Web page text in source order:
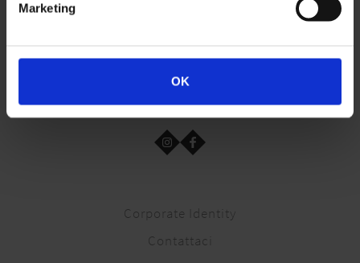
Marketing
OK
Corporate Identity
Contattaci